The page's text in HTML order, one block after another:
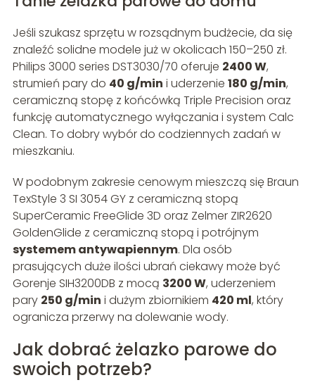
Jeśli szukasz sprzętu w rozsądnym budżecie, da się
znaleźć solidne modele już w okolicach 150–250 zł.
Philips 3000 series DST3030/70 oferuje 2400 W,
strumień pary do 40 g/min i uderzenie 180 g/min,
ceramiczną stopę z końcówką Triple Precision oraz
funkcję automatycznego wyłączania i system Calc
Clean. To dobry wybór do codziennych zadań w
mieszkaniu.
W podobnym zakresie cenowym mieszczą się Braun
TexStyle 3 SI 3054 GY z ceramiczną stopą
SuperCeramic FreeGlide 3D oraz Zelmer ZIR2620
GoldenGlide z ceramiczną stopą i potrójnym
systemem antywapiennym. Dla osób
prasujących duże ilości ubrań ciekawy może być
Gorenje SIH3200DB z mocą 3200 W, uderzeniem
pary 250 g/min i dużym zbiornikiem 420 ml, który
ogranicza przerwy na dolewanie wody.
Jak dobrać żelazko parowe do
swoich potrzeb?